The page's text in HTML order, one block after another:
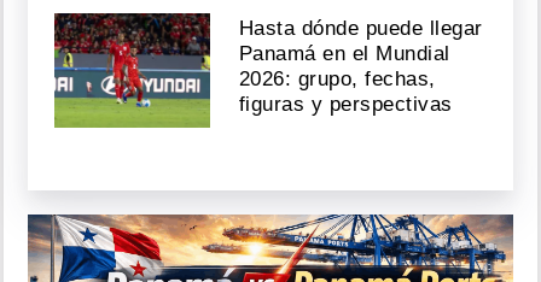
Hasta dónde puede llegar
Panamá en el Mundial
2026: grupo, fechas,
figuras y perspectivas